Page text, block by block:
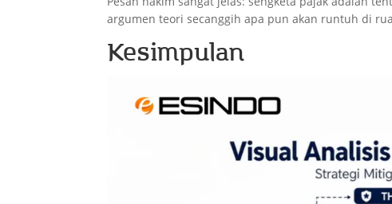
argumen teori secanggih apa pun akan runtuh di
Kesimpulan